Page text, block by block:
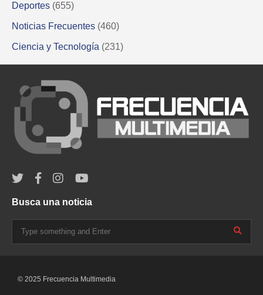
Deportes (655)
Noticias Frecuentes (460)
Ciencia y Tecnología (231)
Busca una noticia
© 2025 Frecuencia Multimedia